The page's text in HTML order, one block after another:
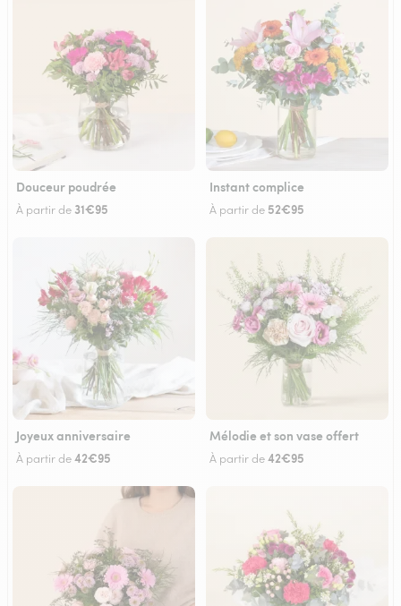
Douceur poudrée
À partir de 31€95
Instant complice
À partir de 52€95
Joyeux anniversaire
À partir de42€95
Mélodie et son vase offert
À partir de42€95